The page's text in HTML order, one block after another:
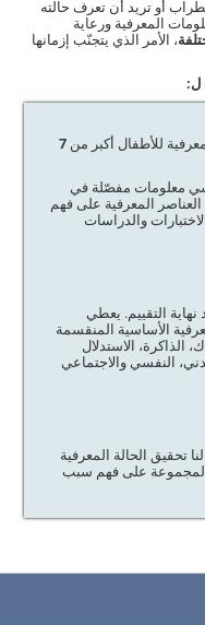
أو تريد أن تعرف حالته
المعرفية ورعاية
، الأمر الذي يتجنّب إزمانها
ل:
النظر في العملية الدماغية وتحقيق الحالة المعرفية للأطفال أكبر من 7
معلومات مفصّلة في
المعرفية على فهم
والدراسات
التقييم. يعطي
الأساسية المنقسمة
الذاكرة، الاستدلال
النفسي والاجتماعي
تحقيق الحالة المعرفية
على فهم سبب